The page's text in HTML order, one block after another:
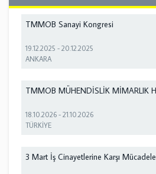
TMMOB Sanayi Kongresi
19.12.2025 -20.12.2025
ANKARA
TMMOB MÜHENDİSLİK MİMARLIK
18.10.2026 -21.10.2026
TÜRKİYE
3 Mart İş Cinayetlerine Karşı